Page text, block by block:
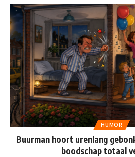
HUMOR
Buurman hoort urenlang
boodschap totaal